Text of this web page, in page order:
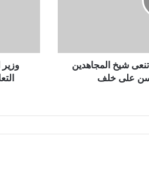
شيخ المجاهدين
على خلف